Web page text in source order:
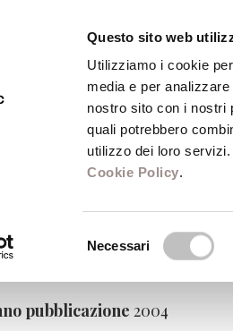
Questo sito web
Utilizziamo i cookie
media e per
nostro sito con i nostri
quali potrebbero
utilizzo dei loro servizi.
Cookie Policy.
Necessari
Fondazione
Fondazione
parole dimenticate di Gesù
Mauro Pesce
pubblicazione 2004